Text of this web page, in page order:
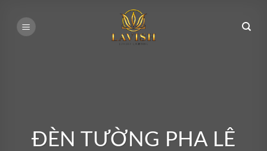
ĐÈN TƯỜNG PHA LÊ